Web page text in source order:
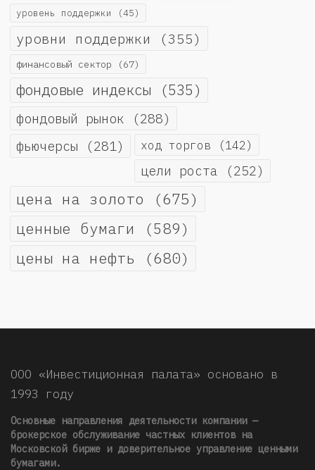
уровень поддержки (45)
уровни поддержки (355)
финансовый сектор (67)
фондовые индексы (535)
фондовый рынок (288)
фьючерсы (281) ход торгов (142)
цели роста (252)
цена на золото (675)
ценные бумаги (589)
цены на нефть (680)
ООО «Инвестиционная палата» основано в
1993 году
Основные направления деятельности компании —
брокерское обслуживание частных клиентов на
Московской бирже и доверительное управление ценными
бумагами.